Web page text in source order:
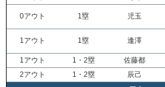
0アウト 1塁 児玉
1アウト 1塁 逢澤
1アウト
1・2塁 佐藤都
2アウト
1・2塁 辰己